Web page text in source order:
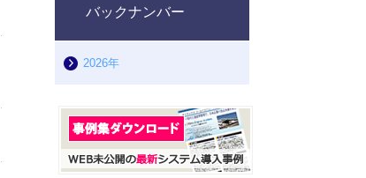
バックナンバー
2026年